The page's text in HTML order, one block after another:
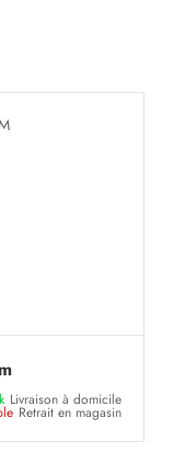
Livraison à domicile
Retrait en magasin